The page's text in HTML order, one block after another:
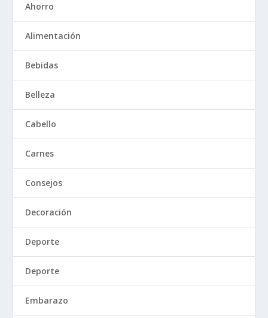
Ahorro
Alimentación
Bebidas
Belleza
Cabello
Carnes
Consejos
Decoración
Deporte
Deporte
Embarazo